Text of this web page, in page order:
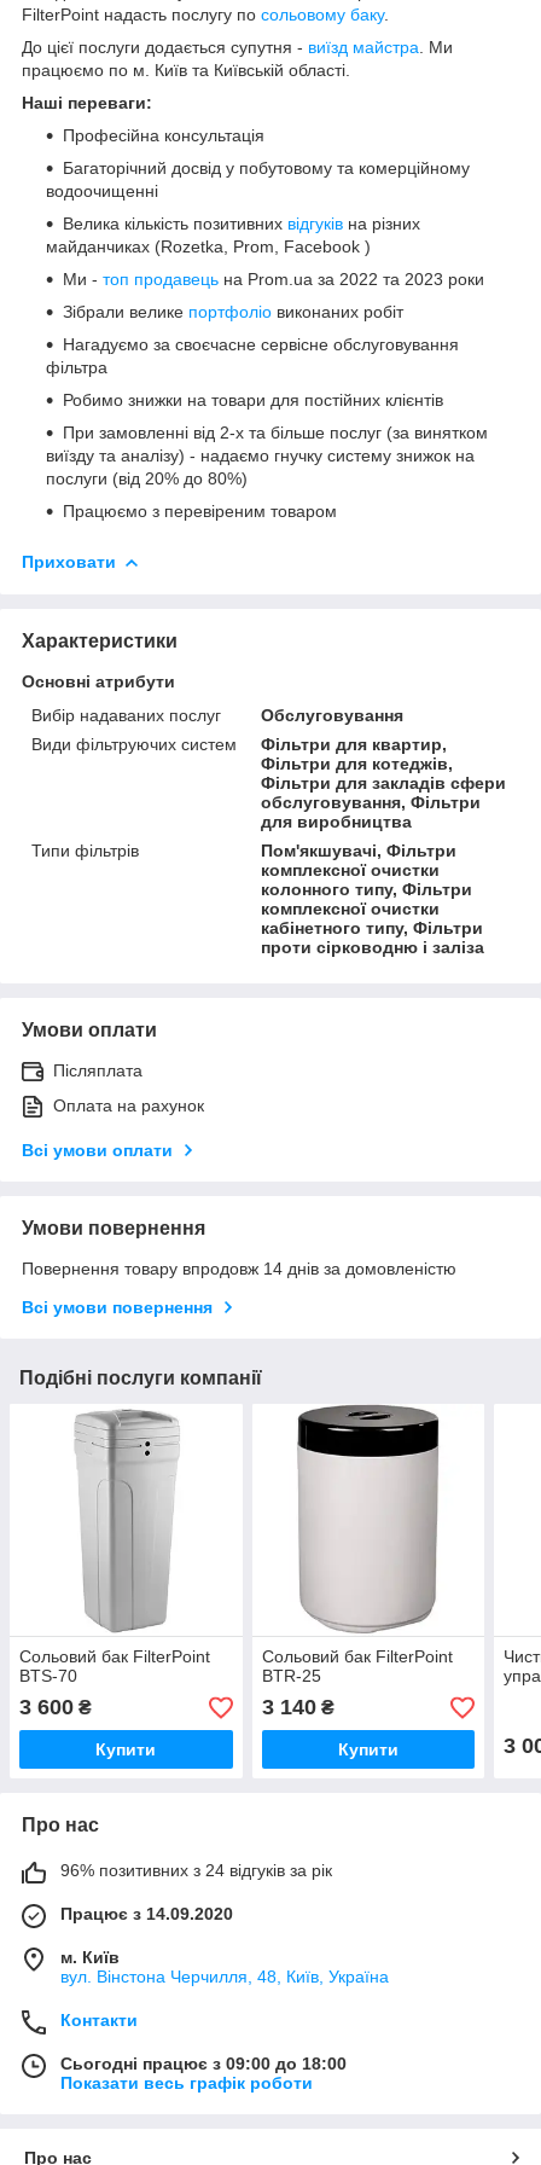
FilterPoint надасть послугу по сольовому баку.
До цієї послуги додається супутня - виїзд майстра . Ми
працюємо по м. Київ та Київській області.
Наші переваги:
Професійна консультація
Багаторічний досвід у побутовому та комерційному
водоочищенні
Велика кількість позитивних відгуків на різних
майданчиках (Rozetka, Prom, Facebook )
Ми - топ продавець на Prom.ua за 2022 та 2023 роки
Зібрали велике портфоліо виконаних робіт
Нагадуємо за своєчасне сервісне обслуговування
фільтра
Робимо знижки на товари для постійних клієнтів
При замовленні від 2-х та більше послуг (за винятком
виїзду та аналізу) - надаємо гнучку систему знижок на
послуги (від 20% до 80%)
Працюємо з перевіреним товаром
Приховати
Характеристики
Основні атрибути
Вибір надаваних послуг
Обслуговування
Види фільтруючих систем
Фільтри для квартир,
Фільтри для котеджів,
Фільтри для закладів сфери
обслуговування, Фільтри
для виробництва
Типи фільтрів
Пом'якшувачі, Фільтри
комплексної очистки
колонного типу, Фільтри
комплексної очистки
кабінетного типу, Фільтри
проти сірководню і заліза
Умови оплати
Післяплата
Оплата на рахунок
Всі умови оплати
Умови повернення
Повернення товару впродовж 14 днів за домовленістю
Всі умови повернення
Подібні послуги компанії
Сольовий бак FilterPoint
BTS-70
3 600 ₴
Купити
Сольовий бак FilterPoint
BTR-25
3 140₴
Купити 3
Про нас
96% позитивних з 24 відгуків за рік
Працює з 14.09.2020
м. Київ
вул. Вінстона Черчилля, 48, Київ, Україна
Контакти
Сьогодні працює з 09:00 до 18:00
Показати весь графік роботи
Про нас